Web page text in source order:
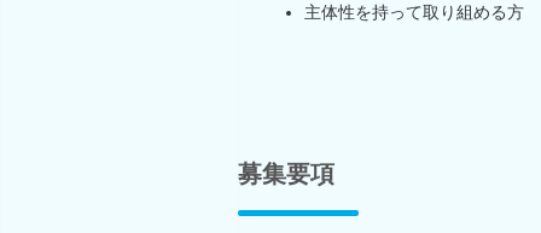
主体性を持って取り組める方
募集要項